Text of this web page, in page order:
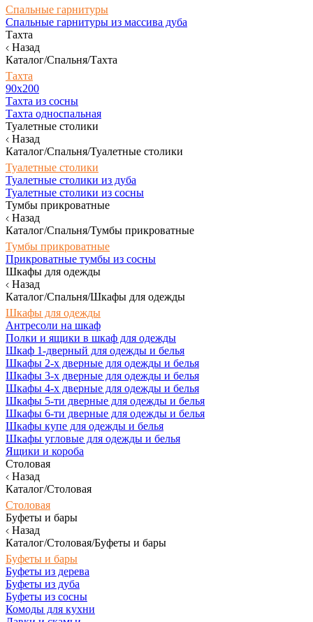
Спальные гарнитуры
Спальные гарнитуры из массива дуба
Тахта
Назад
Каталог/Спальня/Тахта
Тахта
90х200
Тахта из сосны
Тахта односпальная
Туалетные столики
Назад
Каталог/Спальня/Туалетные столики
Туалетные столики
Туалетные столики из дуба
Туалетные столики из сосны
Тумбы прикроватные
Назад
Каталог/Спальня/Тумбы прикроватные
Тумбы прикроватные
Прикроватные тумбы из сосны
Шкафы для одежды
Назад
Каталог/Спальня/Шкафы для одежды
Шкафы для одежды
Антресоли на шкаф
Полки и ящики в шкаф для одежды
Шкаф 1-дверный для одежды и белья
Шкафы 2-х дверные для одежды и белья
Шкафы 3-х дверные для одежды и белья
Шкафы 4-х дверные для одежды и белья
Шкафы 5-ти дверные для одежды и белья
Шкафы 6-ти дверные для одежды и белья
Шкафы купе для одежды и белья
Шкафы угловые для одежды и белья
Ящики и короба
Столовая
Назад
Каталог/Столовая
Столовая
Буфеты и бары
Назад
Каталог/Столовая/Буфеты и бары
Буфеты и бары
Буфеты из дерева
Буфеты из дуба
Буфеты из сосны
Комоды для кухни